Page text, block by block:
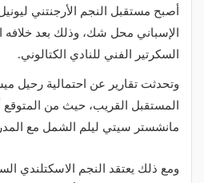
أصبح مستقبل النجم الأرجنتني
الإسباني محل شك، وذلك بعد خلافه
السكرتير الفني للنادي الكتالوني.
وتحدثت تقارير عن احتمالية رحيل
المستقبل القريب، حيث من المتوقع
مانشستر سيتي ليلم الشمل مع
ومع ذلك يعتقد النجم الاسكتلندي